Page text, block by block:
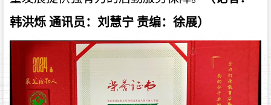
韩洪烁 通讯员：刘慧宁 责编：徐展）